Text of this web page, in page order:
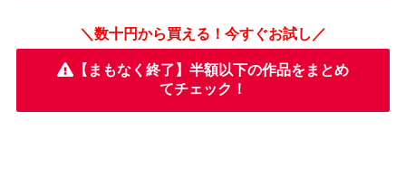
＼数十円から買える！今すぐお試し／
【まもなく終了】半額以下の作品をまとめ
てチェック！